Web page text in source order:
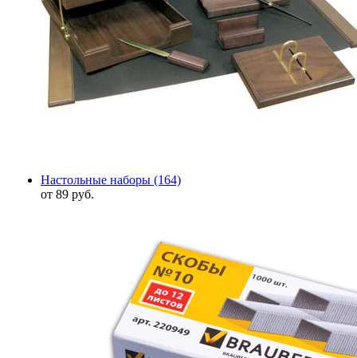
Настольные наборы (164)
от 89 руб.